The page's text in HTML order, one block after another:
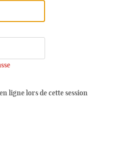
ligne lors de cette session